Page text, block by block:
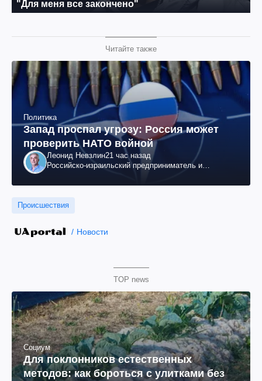
Читайте также
Политика
Запад проспал угрозу: Россия может
проверить НАТО войной
Леонид Невзлин21 час назад
Российско-израильский предприниматель и
"ЮКОСа"
Происшествия
Новости
TOP news
Социум
Для поклонников естественных
методов: как бороться с улитками без